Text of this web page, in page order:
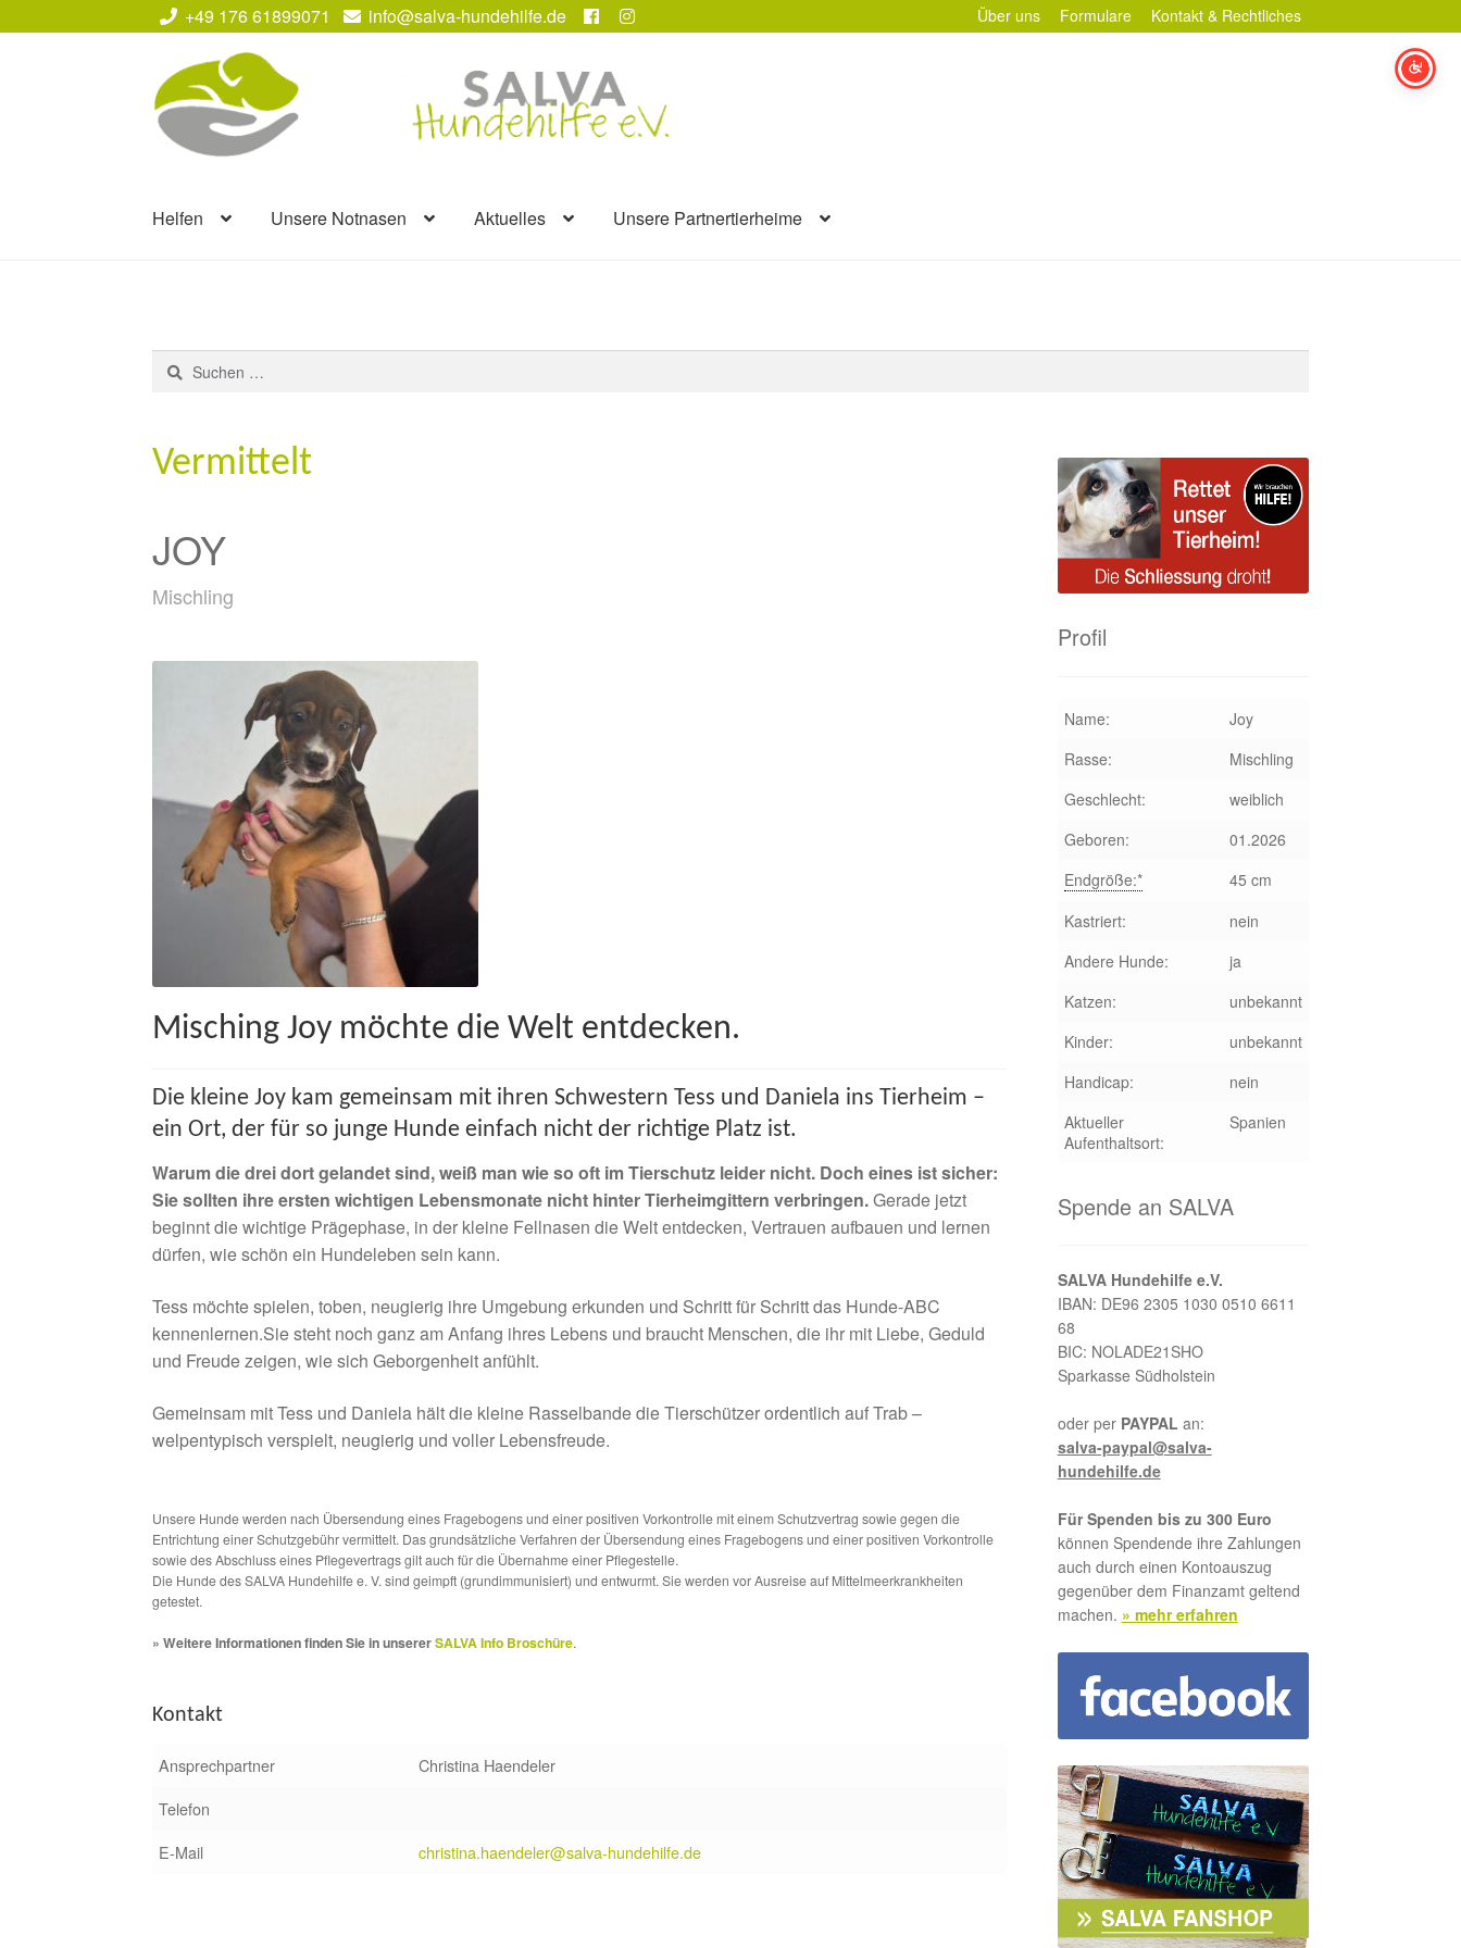
+49 176 61899071 info@salva-hundehilfe.de Über uns Formulare Kontakt & Rechtliches
Navigation
springen
Zum
Inhalt
springen
Helfen Unsere Notnasen Aktuelles Unsere Partnertierheime
Suchen
nach:
Vermittelt
JOY
Mischling
Misching Joy möchte die Welt entdecken.
Die kleine Joy kam gemeinsam mit ihren Schwestern Tess und Daniela ins Tierheim –
ein Ort, der für so junge Hunde einfach nicht der richtige Platz ist.
Warum die drei dort gelandet sind, weiß man wie so oft im Tierschutz leider nicht. Doch eines ist sicher:
Sie sollten ihre ersten wichtigen Lebensmonate nicht hinter Tierheimgittern verbringen.Gerade jetzt
beginnt die wichtige Prägephase, in der kleine Fellnasen die Welt entdecken, Vertrauen aufbauen und lernen
dürfen, wie schön ein Hundeleben sein kann.
Tess möchte spielen, toben, neugierig ihre Umgebung erkunden und Schritt für Schritt das Hunde-ABC
kennenlernen.Sie steht noch ganz am Anfang ihres Lebens und braucht Menschen, die ihr mit Liebe, Geduld
und Freude zeigen, wie sich Geborgenheit anfühlt.
Gemeinsam mit Tess und Daniela hält die kleine Rasselbande die Tierschützer ordentlich auf Trab –
welpentypisch verspielt, neugierig und voller Lebensfreude.
Unsere Hunde werden nach Übersendung eines Fragebogens und einer positiven Vorkontrolle mit einem Schutzvertrag sowie gegen die
Entrichtung einer Schutzgebühr vermittelt. Das grundsätzliche Verfahren der Übersendung eines Fragebogens und einer positiven Vorkontrolle
sowie des Abschluss eines Pflegevertrags gilt auch für die Übernahme einer Pflegestelle.
Die Hunde des SALVA Hundehilfe e. V. sind geimpft (grundimmunisiert) und entwurmt. Sie werden vor Ausreise auf Mittelmeerkrankheiten
getestet.
» Weitere Informationen finden Sie in unsererSALVA Info Broschüre.
Kontakt
Ansprechpartner
Christina Haendeler
Telefon
E-Mail
christina.haendeler@salva-hundehilfe.de
Profil
Name:
Joy
Rasse:
Mischling
Geschlecht:
weiblich
Geboren:
01.2026
Endgröße:*
45 cm
Kastriert:
nein
Andere Hunde:
ja
Katzen:
unbekannt
Kinder:
unbekannt
Handicap:
nein
Aktueller
Aufenthaltsort:
Spanien
Spende an SALVA
SALVA Hundehilfe e.V.
IBAN: DE96 2305 1030 0510 6611
68
BIC: NOLADE21SHO
Sparkasse Südholstein
oder per PAYPAL an:
salva-paypal@salva-
hundehilfe.de
Für Spenden bis zu 300 Euro
können Spendende ihre Zahlungen
auch durch einen Kontoauszug
gegenüber dem Finanzamt geltend
machen. » mehr erfahren